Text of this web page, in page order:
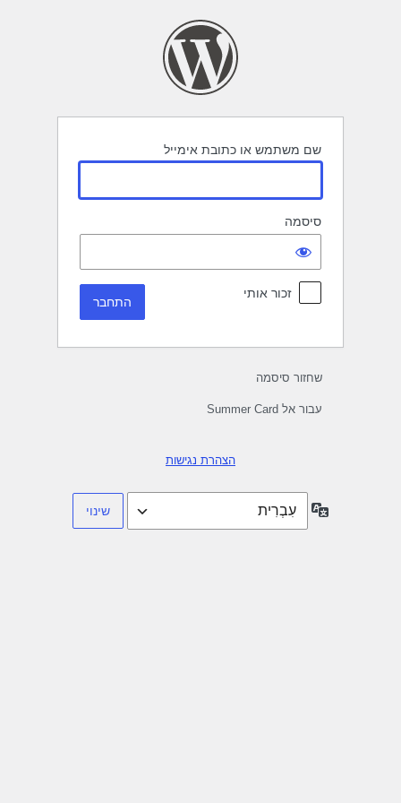
שם משתמש או כתובת אימייל
סיסמה
זכור אותי
שחזור סיסמה
עבור אל Summer Card
הצהרת נגישות
שפה